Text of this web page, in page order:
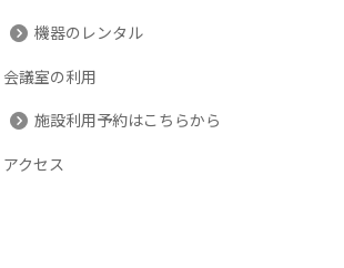
機器のレンタル
会議室の利用
施設利用予約はこちらから
アクセス